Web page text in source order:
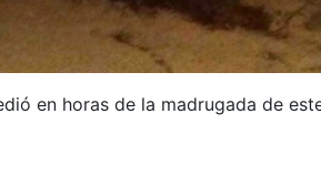
en horas de la madrugada de